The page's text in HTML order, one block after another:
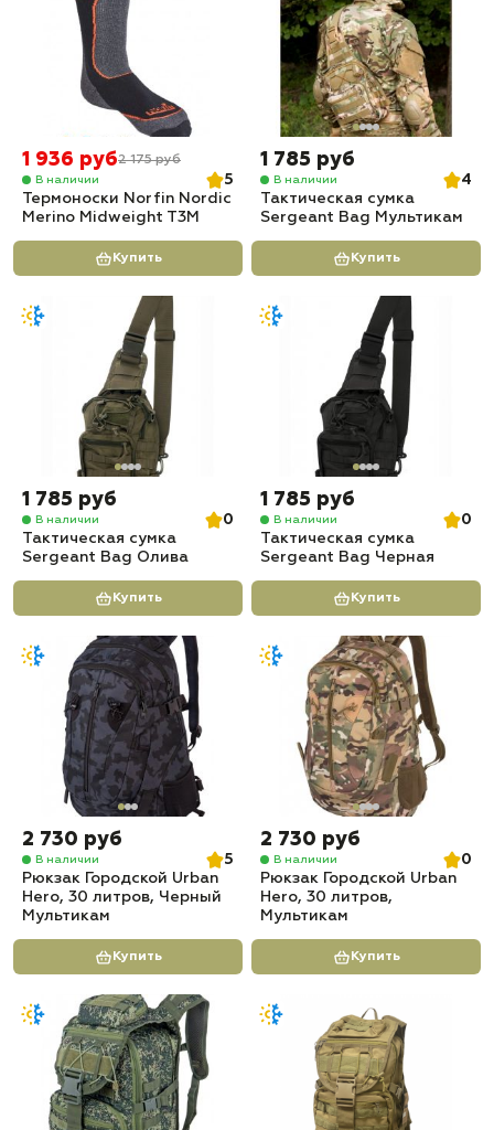
1 936 руб2 175 руб
В наличии
5
Термоноски Norfin Nordic
Merino Midweight T3M
Купить
1 785 руб
В наличии
4
Тактическая сумка
Sergeant Bag Мультикам
Купить
1 785 руб
В наличии
0
Тактическая сумка
Sergeant Bag Олива
Купить
1 785 руб
В наличии
0
Тактическая сумка
Sergeant Bag Черная
Купить
2 730 руб
В наличии
5
Рюкзак Городской Urban
Hero, 30 литров, Черный
Мультикам
Купить
2 730 руб
В наличии
0
Рюкзак Городской Urban
Hero, 30 литров,
Мультикам
Купить